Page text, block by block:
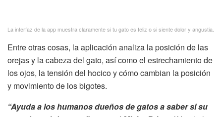
La interfaz de la app muestra claramente si tu gato es feliz o si siente dolor y angustia.
Entre otras cosas, la aplicación analiza la posición de las
orejas y la cabeza del gato, así como el estrechamiento de
los ojos, la tensión del hocico y cómo cambian la posición
y movimiento de los bigotes.
“Ayuda a los humanos dueños de gatos a saber si su